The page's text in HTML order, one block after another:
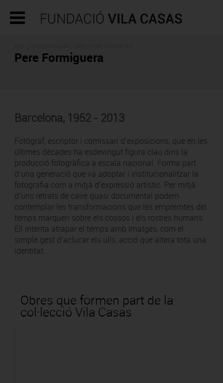
Pere Formiguera
Barcelona, 1952 - 2013
Fotògraf, escriptor i comissari d’exposicions, que en les
últimes dècades ha esdevingut figura clau dins la
producció fotogràfica a escala nacional. Forma part
d’una generació que va adoptar i institucionalitzar la
fotografia com a mitjà d’expressió artístic. Per mitjà
d’uns retrats de caire quasi documental podem
contemplar les transformacions que les empremtes del
temps marquen sobre els cossos i els rostres humans.
Ell intenta atrapar el temps amb imatges, com el
simple gest d’aclucar els ulls, acció que altera tota una
identitat.
Obres que formen part de la
col·lecció Vila Casas